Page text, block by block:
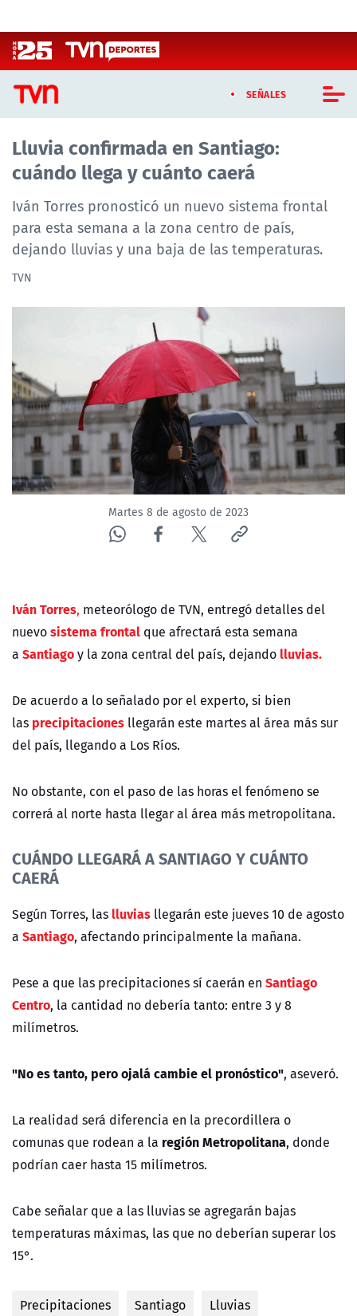
SEÑALES
CASTING MASTERCHEF CHILE
CASTING TVN VERTICAL
TVN VERTICAL
TVN PLAY
NTV
ACTUALIDAD Y TENDENCIAS
CORPORATIVO Y TRANSPARENCIA
CANAL DE DENUNCIAS
ÁREA DE PROYECTOS
Lluvia confirmada en Santiago:
cuándo llega y cuánto caerá
Iván Torres pronosticó un nuevo sistema frontal
para esta semana a la zona centro de país,
dejando lluvias y una baja de las temperaturas.
TVN
Martes 8 de agosto de 2023
Iván Torres, meteorólogo de TVN, entregó detalles del
nuevosistema frontal que afrectará esta semana
a Santiagoy la zona central del país, dejando lluvias.
De acuerdo a lo señalado por el experto, si bien
las precipitaciones llegarán este martes al área más sur
del país, llegando a Los Ríos.
No obstante, con el paso de las horas el fenómeno se
correrá al norte hasta llegar al área más metropolitana.
CUÁNDO LLEGARÁ A SANTIAGO Y CUÁNTO
CAERÁ
Según Torres, las lluvias llegarán este jueves 10 de agosto
a Santiago, afectando principalmente la mañana.
Pese a que las precipitaciones sí caerán en Santiago
Centro, la cantidad no debería tanto: entre 3 y 8
milímetros.
"No es tanto, pero ojalá cambie el pronóstico", aseveró.
La realidad será diferencia en la precordillera o
comunas que rodean a la región Metropolitana, donde
podrían caer hasta 15 milímetros.
Cabe señalar que a las lluvias se agregarán bajas
temperaturas máximas, las que no deberían superar los
15°.
Precipitaciones Santiago Lluvias